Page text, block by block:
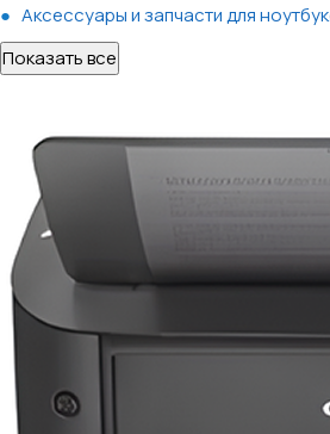
Аксессуары и запчасти для
Показать все